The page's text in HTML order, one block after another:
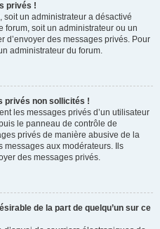
privés !
soit un administrateur a désactivé
forum, soit un administrateur ou un
d’envoyer des messages privés. Pour
administrateur du forum.
privés non sollicités !
les messages privés d’un utilisateur
le panneau de contrôle de
privés de manière abusive de la
messages aux modérateurs. Ils
des messages privés.
de la part de quelqu’un sur ce